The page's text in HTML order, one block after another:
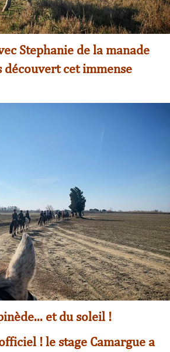
Stephanie de la manade
découvert cet immense
et du soleil !
! le stage Camargue a